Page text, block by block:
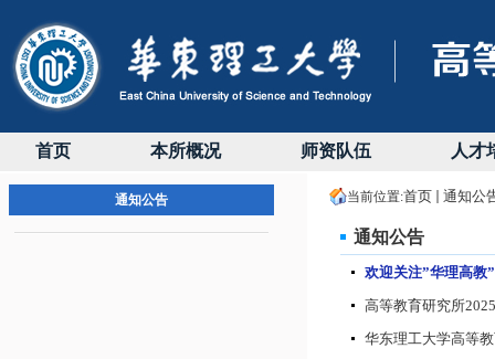
首页 本所概况 师资队伍 人才
通知公告 当前位置:首页 通知公
通知公告
欢迎关注”华理高教
高等教育研究所
华东理工大学高等